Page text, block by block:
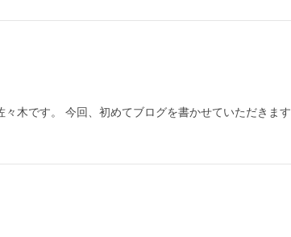
々木です。 今回、初めてブログを書かせていただきます